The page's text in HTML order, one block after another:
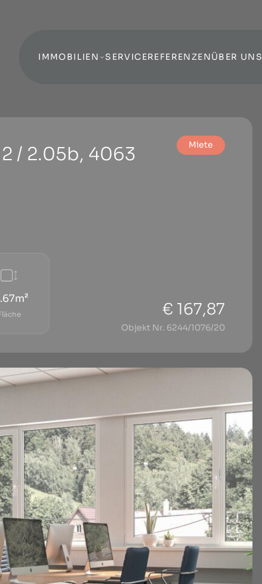
IMMOBILIEN SERVICEREFERENZENÜBER UNS
Miete
/ 2.05b, 4063
€ 167,87
Objekt Nr. 6244/1076/20